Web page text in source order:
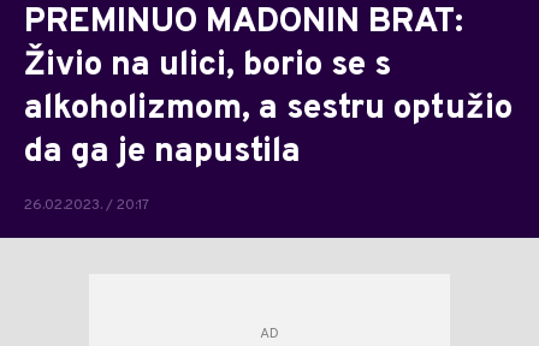
PREMINUO MADONIN BRAT:
Živio na ulici, borio se s
alkoholizmom, a sestru optužio
da ga je napustila
26.02.2023. / 20:17